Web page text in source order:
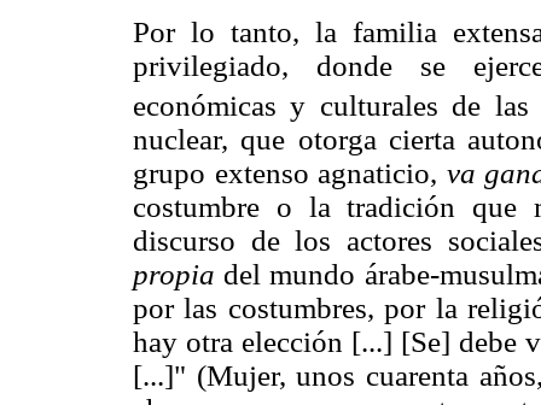
Por lo tanto, la familia
privilegiado, donde se
económicas y culturales de
nuclear, que otorga cierta
grupo extenso agnaticio, va
costumbre o la tradición que
discurso de los actores
propia del mundo árabe-
por las costumbres, por la
hay otra elección [...] [Se] debe
[...]" (Mujer, unos cuarenta